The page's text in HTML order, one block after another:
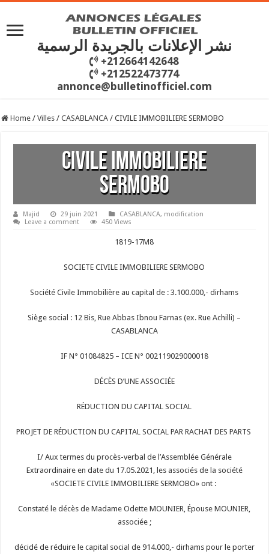
نشر الإعلانات بالجريدة الرسمية
+212664142648
+212522473774
annonce@bulletinofficiel.com
Home / Villes / CASABLANCA / CIVILE IMMOBILIERE SERMOBO
CIVILE IMMOBILIERE
SERMOBO
Majid 29 juin 2021 CASABLANCA, modification
Leave a comment
450 Views
1819-17M8
SOCIETE CIVILE IMMOBILIERE SERMOBO
Société Civile Immobilière au capital de : 3.100.000,- dirhams
Siège social : 12 Bis, Rue Abbas Ibnou Farnas (ex. Rue Achilli) –
CASABLANCA
IF N° 01084825 – ICE N° 002119029000018
DÉCÈS D’UNE ASSOCIÉE
RÉDUCTION DU CAPITAL SOCIAL
PROJET DE RÉDUCTION DU CAPITAL SOCIAL PAR RACHAT DES PARTS
I/ Aux termes du procès-verbal de l’Assemblée Générale
Extraordinaire en date du 17.05.2021, les associés de la société
«SOCIETE CIVILE IMMOBILIERE SERMOBO» ont :
Constaté le décès de Madame Odette MOUNIER, Épouse MOUNIER,
associée ;
décidé de réduire le capital social de 914.000,- dirhams pour le porter